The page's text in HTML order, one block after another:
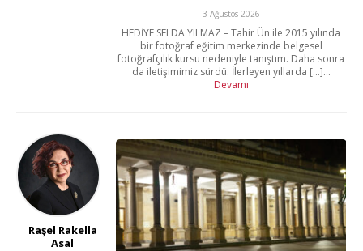
3 Ağustos 2026
HEDİYE SELDA YILMAZ – Tahir Ün ile 2015 yılında
bir fotoğraf eğitim merkezinde belgesel
fotoğrafçılık kursu nedeniyle tanıştım. Daha sonra
da iletişimimiz sürdü. İlerleyen yıllarda [...]...
Devamı
Raşel Rakella
Asal